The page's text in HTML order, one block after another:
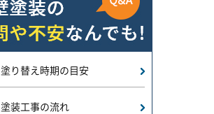
塗り替え時期の目安
塗装工事の流れ